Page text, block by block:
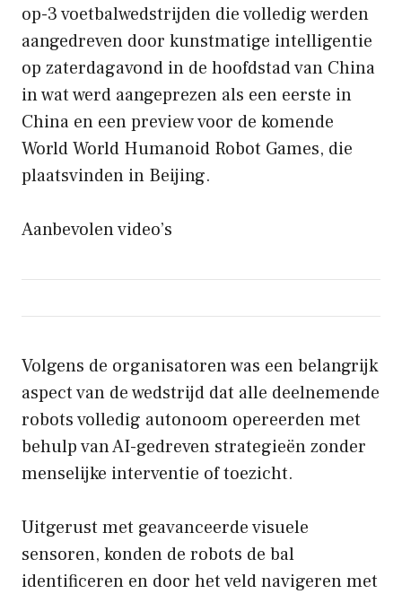
op-3 voetbalwedstrijden die volledig werden
aangedreven door kunstmatige intelligentie
op zaterdagavond in de hoofdstad van China
in wat werd aangeprezen als een eerste in
China en een preview voor de komende
World World Humanoid Robot Games, die
plaatsvinden in Beijing.
Aanbevolen video’s
Volgens de organisatoren was een belangrijk
aspect van de wedstrijd dat alle deelnemende
robots volledig autonoom opereerden met
behulp van AI-gedreven strategieën zonder
menselijke interventie of toezicht.
Uitgerust met geavanceerde visuele
sensoren, konden de robots de bal
identificeren en door het veld navigeren met